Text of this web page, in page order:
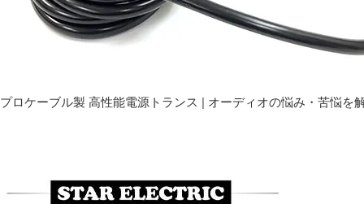
プロケーブル製 高性能電源トランス | オーディオの悩み・苦悩を